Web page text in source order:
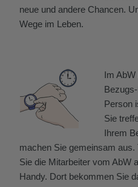
neue und andere Chancen.
Wege im Leben.
Im
Person
Sie
Ihrem
machen Sie gemeinsam aus.
Sie die Mitarbeiter vom AbW
Handy. Dort bekommen Sie